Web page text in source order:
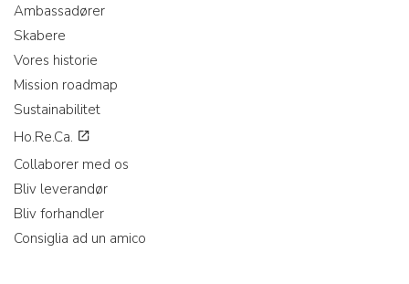
Ambassadører
Skabere
Vores historie
Mission roadmap
Sustainabilitet
Ho.Re.Ca.
Collaborer med os
Bliv leverandør
Bliv forhandler
Consiglia ad un amico